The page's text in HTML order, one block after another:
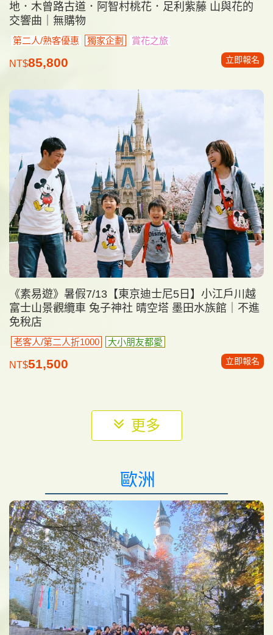
地．木曾路古道．阿智村桃花．足利紫藤 山與花的
交響曲｜無購物
第二人/熟客優惠 獨家企劃 賞花之旅
NT$85,800 立即報名
《素易遊》暑假7/13【東京迪士尼5日】小江戶川越
富士山景觀纜車 兔子神社 晴空塔 墨田水族館｜不進
免稅店
老客人/第二人折1000 大小朋友都愛
NT$51,500 立即報名
更多
歐洲